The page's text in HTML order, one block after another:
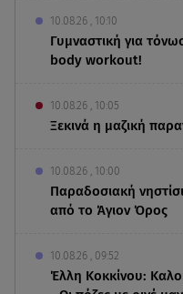
10.08.26 , 10:10
Γυμναστική για
body workout!
10.08.26 , 10:05
Ξεκινά η μαζική
10.08.26 , 10:00
Παραδοσιακή
από το Άγιον Όρος
10.08.26 , 09:52
Έλλη Κοκκίνου: